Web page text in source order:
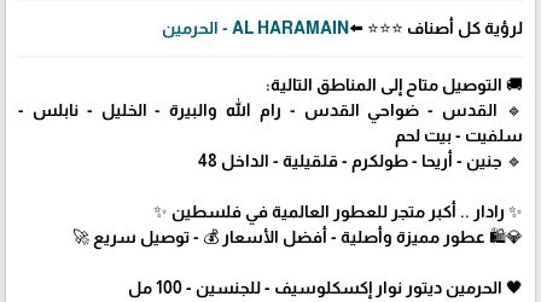
لرؤية كل أصناف ⭐⭐⭐ ⬅️AL HARAMAIN - الحرمين
🚚 التوصيل متاح إلى المناطق التالية:
🔹 القدس - ضواحي القدس - رام الله والبيرة - الخليل - نابلس -
سلفيت - بيت لحم
🔹 جنين - أريحا - طولكرم - قلقيلية - الداخل 48
✨ رادار .. أكبر متجر للعطور العالمية في فلسطين ✨
💎🛍️ عطور مميزة وأصلية - أفضل الأسعار 💰 - توصيل سريع 🚀
🖤 الحرمين ديتور نوار إكسكلوسيف - للجنسين - 100 مل